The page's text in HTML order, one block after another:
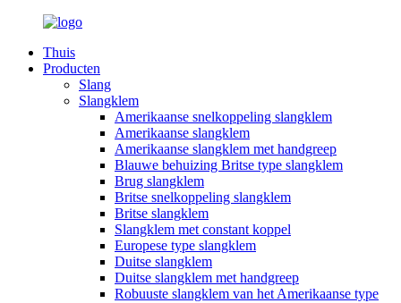
Thuis
Producten
Slang
Slangklem
Amerikaanse snelkoppeling slangklem
Amerikaanse slangklem
Amerikaanse slangklem met handgreep
Blauwe behuizing Britse type slangklem
Brug slangklem
Britse snelkoppeling slangklem
Britse slangklem
Slangklem met constant koppel
Europese type slangklem
Duitse slangklem
Duitse slangklem met handgreep
Robuuste slangklem van het Amerikaanse type